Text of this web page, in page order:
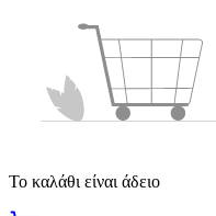
Το καλάθι είναι άδειο